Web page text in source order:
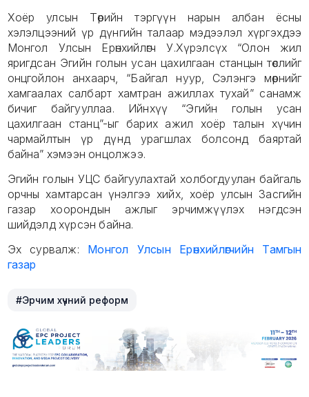
Хоёр улсын Төрийн тэргүүн нарын албан ёсны
хэлэлцээний үр дүнгийн талаар мэдээлэл хүргэхдээ
Монгол Улсын Ерөнхийлөгч У.Хүрэлсүх “Олон жил
яригдсан Эгийн голын усан цахилгаан станцын төслийг
онцгойлон анхаарч, “Байгал нуур, Сэлэнгэ мөрнийг
хамгаалах салбарт хамтран ажиллах тухай” санамж
бичиг байгууллаа. Ийнхүү “Эгийн голын усан
цахилгаан станц”-ыг барих ажил хоёр талын хүчин
чармайлтын үр дүнд урагшлах болсонд баяртай
байна” хэмээн онцолжээ.
Эгийн голын УЦС байгуулахтай холбогдуулан байгаль
орчны хамтарсан үнэлгээ хийх, хоёр улсын Засгийн
газар хоорондын ажлыг эрчимжүүлэх нэгдсэн
шийдэлд хүрсэн байна.
Эх сурвалж: Монгол Улсын Ерөнхийлөгчийн Тамгын
газар
#Эрчим хүчний реформ